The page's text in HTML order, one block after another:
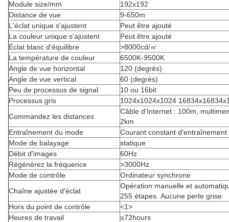
Module size/mm
192x192
Distance de vue
9-650m
L'éclat unique s'ajustent
Peut être ajouté
La couleur unique s'ajustent
Peut être ajouté
Éclat blanc d'équilibre
>8000cd/㎡
La température de couleur
6500K-9500K
Angle de vue horizontal
120 (degrés)
Angle de vue vertical
60 (degrés)
Peu de processus de signal
10 ou 16bit
Processus gris
1024x1024x1024
Commandez les distances
Câble d'Internet : 100m,
2km
Entraînement du mode
Courant constant d'entraînement
Mode de balayage
statique
Débit d'images
60Hz
Régénérez la fréquence
>3000Hz
Mode de contrôle
Ordinateur synchrone
Chaîne ajustée d'éclat
Opération manuelle et
255 étapes. Aucune perte grise
Hors du point de contrôle
<1>
Heures de travail
≥72hours